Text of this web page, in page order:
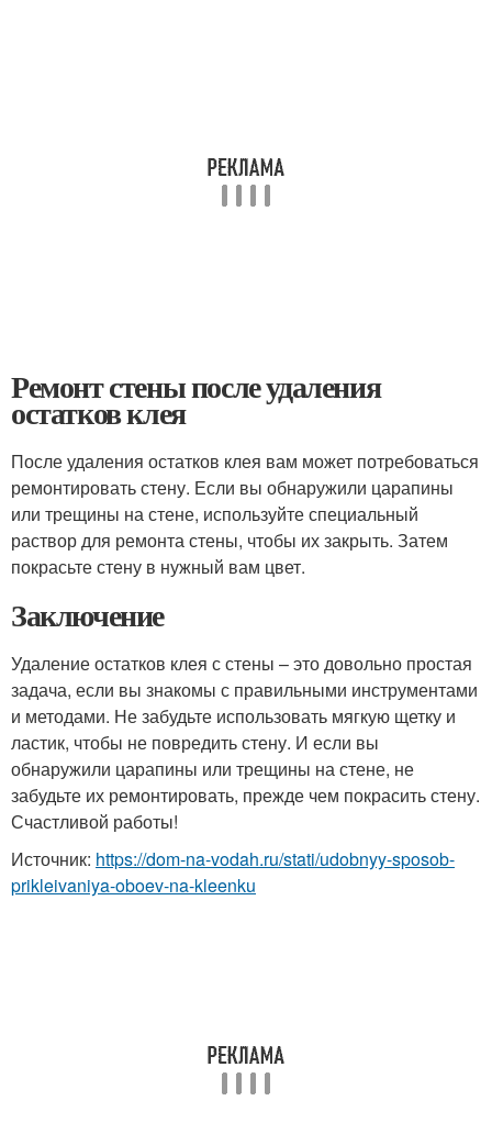
Ремонт стены после удаления
остатков клея
После удаления остатков клея вам может потребоваться
ремонтировать стену. Если вы обнаружили царапины
или трещины на стене, используйте специальный
раствор для ремонта стены, чтобы их закрыть. Затем
покрасьте стену в нужный вам цвет.
Заключение
Удаление остатков клея с стены – это довольно простая
задача, если вы знакомы с правильными инструментами
и методами. Не забудьте использовать мягкую щетку и
ластик, чтобы не повредить стену. И если вы
обнаружили царапины или трещины на стене, не
забудьте их ремонтировать, прежде чем покрасить стену.
Счастливой работы!
Источник: https://dom-na-vodah.ru/stati/udobnyy-sposob-
prikleivaniya-oboev-na-kleenku